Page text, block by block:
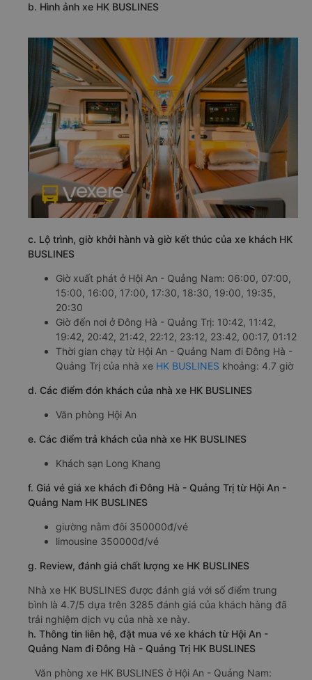
b. Hình ảnh xe HK BUSLINES
c. Lộ trình, giờ khởi hành và giờ kết thúc của xe khách HK
BUSLINES
Giờ xuất phát ở Hội An - Quảng Nam: 06:00, 07:00,
15:00, 16:00, 17:00, 17:30, 18:30, 19:00, 19:35,
20:30
Giờ đến nơi ở Đông Hà - Quảng Trị: 10:42, 11:42,
19:42, 20:42, 21:42, 22:12, 23:12, 23:42, 00:17, 01:12
Thời gian chạy từ Hội An - Quảng Nam đi Đông Hà -
Quảng Trị của nhà xe HK BUSLINES khoảng: 4.7 giờ
d. Các điểm đón khách của nhà xe HK BUSLINES
Văn phòng Hội An
e. Các điểm trả khách của nhà xe HK BUSLINES
Khách sạn Long Khang
f. Giá vé giá xe khách đi Đông Hà - Quảng Trị từ Hội An -
Quảng Nam HK BUSLINES
giường nằm đôi 350000đ/vé
limousine 350000đ/vé
g. Review, đánh giá chất lượng xe HK BUSLINES
Nhà xe HK BUSLINES được đánh giá với số điểm trung
bình là 4.7/5 dựa trên 3285 đánh giá của khách hàng đã
trải nghiệm dịch vụ của nhà xe này.
h. Thông tin liên hệ, đặt mua vé xe khách từ Hội An -
Quảng Nam đi Đông Hà - Quảng Trị HK BUSLINES
Văn phòng xe HK BUSLINES ở Hội An - Quảng Nam: